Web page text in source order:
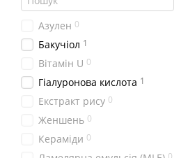
Азулен 0
Бакучіол 1
Вітамін U 0
Гіалуронова кислота 1
Екстракт рису 0
Женшень 0
Кераміди 0